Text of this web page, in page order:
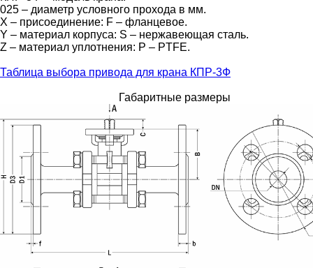
025 – диаметр условного прохода в мм.
X – присоединение: F – фланцевое.
Y – материал корпуса: S – нержавеющая сталь.
Z – материал уплотнения: P – PTFE.
Таблица выбора привода для крана КПР-3Ф
Габаритные размеры